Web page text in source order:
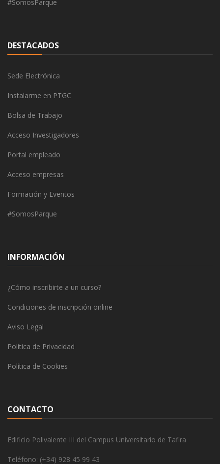
#SomosParque
DESTACADOS
Sede Electrónica
Instalarme en PTGC
Bolsa de Trabajo
Acceso Investigadores
Portal empleado
Acceso empresas
Formación y Eventos
#SomosParque
INFORMACIÓN
¿Cómo inscribirte a un curso?
Condiciones de inscripción online
Aviso Legal
Política de Privacidad
Política de Cookies
CONTACTO
Edificio Polivalente III del Campus Universitario de Tafira
Teléfono: (+34) 928 45 99 43